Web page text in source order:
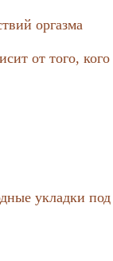
оргазма
от того, кого
укладки под